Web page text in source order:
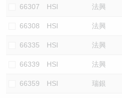
66307 HSI 法興
66308 HSI 法興
66335 HSI 法興
66339 HSI 法興
66359 HSI 瑞銀